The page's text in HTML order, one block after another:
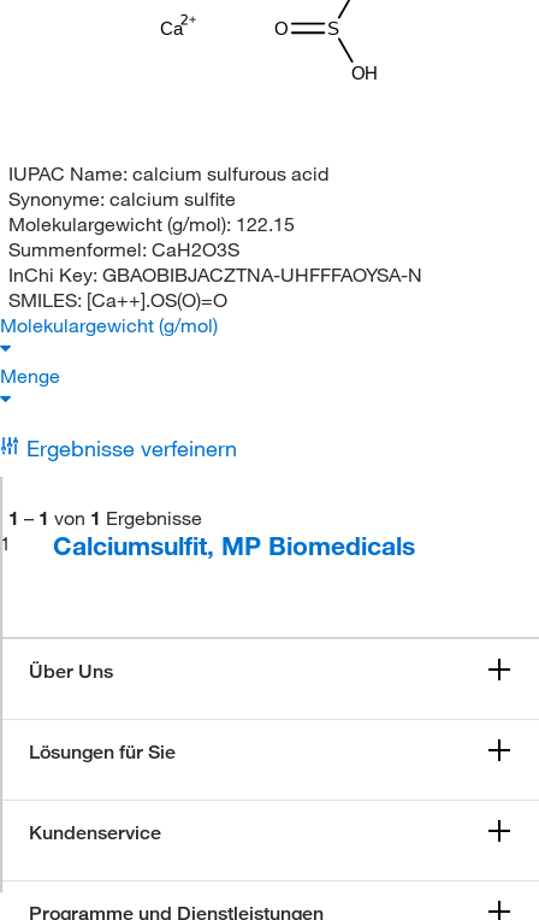
Ca S
OH
O
IUPAC Name: calcium sulfurous acid
Synonyme: calcium sulfite
Molekulargewicht (g/mol): 122.15
Summenformel: CaH2O3S
InChi Key: GBAOBIBJACZTNA-UHFFFAOYSA-N
SMILES: [Ca++].OS(O)=O
Molekulargewicht (g/mol)
Menge
Ergebnisse verfeinern
1 – 1 von 1 Ergebnisse
1
Calciumsulfit, MP Biomedicals
Über Uns
Lösungen für Sie
Kundenservice
Programme und Dienstleistungen